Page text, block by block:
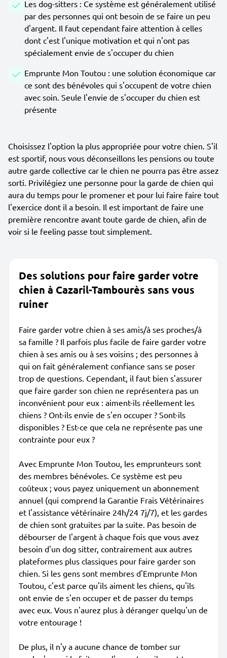
Les dog-sitters : Ce système est généralement utilisé
par des personnes qui ont besoin de se faire un peu
d'argent. Il faut cependant faire attention à celles
dont c'est l'unique motivation et qui n'ont pas
spécialement envie de s'occuper du chien
Emprunte Mon Toutou : une solution économique car
ce sont des bénévoles qui s'occupent de votre chien
avec soin. Seule l'envie de s'occuper du chien est
présente
Choisissez l'option la plus appropriée pour votre chien. S'il
est sportif, nous vous déconseillons les pensions ou toute
autre garde collective car le chien ne pourra pas être assez
sorti. Privilégiez une personne pour la garde de chien qui
aura du temps pour le promener et pour lui faire faire tout
l'exercice dont il a besoin. Il est important de faire une
première rencontre avant toute garde de chien, afin de
voir si le feeling passe tout simplement.
Des solutions pour faire garder votre
chien à Cazaril-Tambourès sans vous
ruiner
Faire garder votre chien à ses amis/à ses proches/à
sa famille ? Il parfois plus facile de faire garder votre
chien à ses amis ou à ses voisins ; des personnes à
qui on fait généralement confiance sans se poser
trop de questions. Cependant, il faut bien s'assurer
que faire garder son chien ne représentera pas un
inconvénient pour eux : aiment-ils réellement les
chiens ? Ont-ils envie de s'en occuper ? Sont-ils
disponibles ? Est-ce que cela ne représente pas une
contrainte pour eux ?
Avec Emprunte Mon Toutou, les emprunteurs sont
des membres bénévoles. Ce système est peu
coûteux ; vous payez uniquement un abonnement
annuel (qui comprend la Garantie Frais Vétérinaires
et l'assistance vétérinaire 24h/24 7j/7), et les gardes
de chien sont gratuites par la suite. Pas besoin de
débourser de l'argent à chaque fois que vous avez
besoin d'un dog sitter, contrairement aux autres
plateformes plus classiques pour faire garder son
chien. Si les gens sont membres d'Emprunte Mon
Toutou, c'est parce qu'ils aiment les chiens, qu'ils
ont envie de s'en occuper et de passer du temps
avec eux. Vous n'aurez plus à déranger quelqu'un de
votre entourage !
De plus, il n'y a aucune chance de tomber sur